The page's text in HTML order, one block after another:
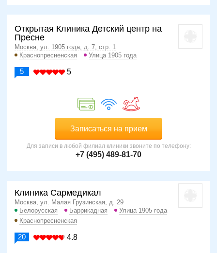
Открытая Клиника Детский центр на
Пресне
Москва, ул. 1905 года, д. 7, стр. 1
Краснопресненская
Улица 1905 года
5 5
Записаться на прием
Для записи в любой филиал клиники звоните по телефону:
+7 (495) 489-81-70
Клиника Сармедикал
Москва, ул. Малая Грузинская, д. 29
Белорусская
Баррикадная
Улица 1905 года
Краснопресненская
20 4.8